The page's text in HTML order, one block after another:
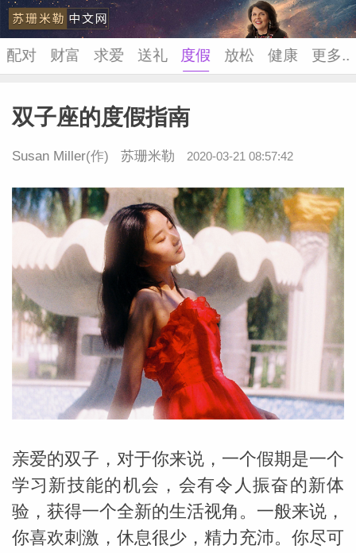
勒中文
配对 财富 求爱 送礼 度假 放松 健康 更多..
双子座的度假指南
Susan Miller(作) 苏珊米勒 2020-03-21 08:57:42
亲爱的双子，对于你来说，一个假期是一个
学习新技能的机会，会有令人振奋的新体
验，获得一个全新的生活视角。一般来说，
你喜欢刺激，休息很少，精力充沛。你尽可